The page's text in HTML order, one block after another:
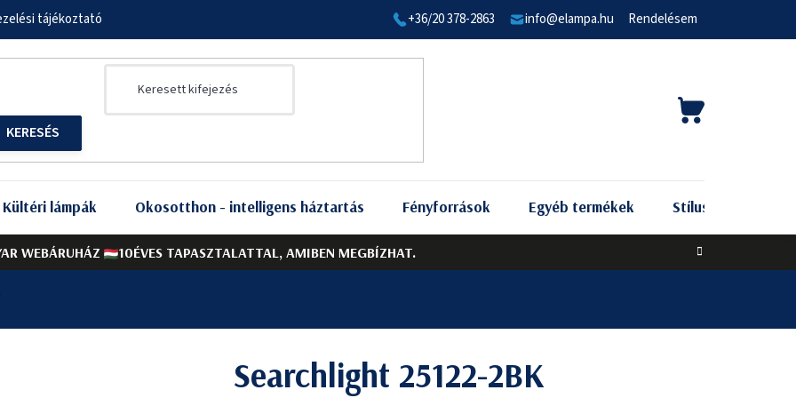
WEBÁRUHÁZ 10ÉVES TAPASZTALATTAL, AMIBEN MEGBÍZHAT.
tájékoztató +36/20 378-2863 info@elampa.hu Rendelésem
KOSÁR
Kültéri lámpák Okosotthon - intelligens háztartás Fényforrások Egyéb termékek Stílus szerint
Searchlight 25122-2BK